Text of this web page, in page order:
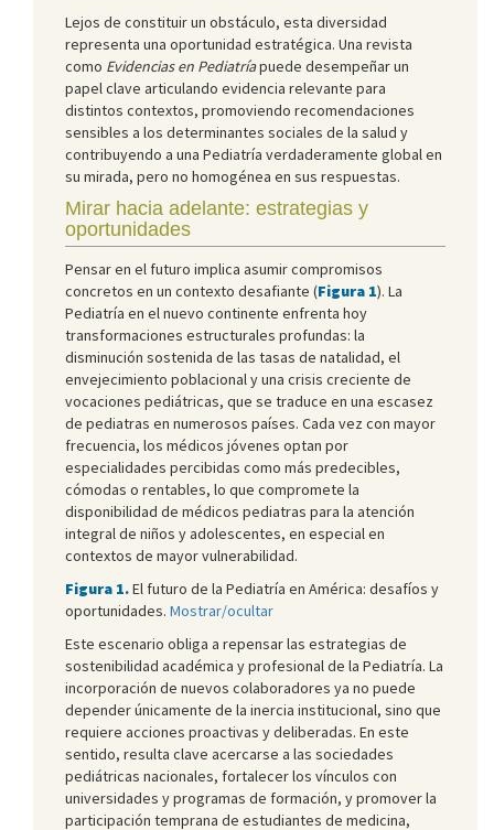
Lejos de constituir un obstáculo, esta diversidad
representa una oportunidad estratégica. Una revista
como Evidencias en Pediatríapuede desempeñar un
papel clave articulando evidencia relevante para
distintos contextos, promoviendo recomendaciones
sensibles a los determinantes sociales de la salud y
contribuyendo a una Pediatría verdaderamente global en
su mirada, pero no homogénea en sus respuestas.
Mirar hacia adelante: estrategias y
oportunidades
Pensar en el futuro implica asumir compromisos
concretos en un contexto desafiante (Figura 1). La
Pediatría en el nuevo continente enfrenta hoy
transformaciones estructurales profundas: la
disminución sostenida de las tasas de natalidad, el
envejecimiento poblacional y una crisis creciente de
vocaciones pediátricas, que se traduce en una escasez
de pediatras en numerosos países. Cada vez con mayor
frecuencia, los médicos jóvenes optan por
especialidades percibidas como más predecibles,
cómodas o rentables, lo que compromete la
disponibilidad de médicos pediatras para la atención
integral de niños y adolescentes, en especial en
contextos de mayor vulnerabilidad.
Figura 1.El futuro de la Pediatría en América: desafíos y
oportunidades. Mostrar/ocultar
Este escenario obliga a repensar las estrategias de
sostenibilidad académica y profesional de la Pediatría. La
incorporación de nuevos colaboradores ya no puede
depender únicamente de la inercia institucional, sino que
requiere acciones proactivas y deliberadas. En este
sentido, resulta clave acercarse a las sociedades
pediátricas nacionales, fortalecer los vínculos con
universidades y programas de formación, y promover la
participación temprana de estudiantes de medicina,